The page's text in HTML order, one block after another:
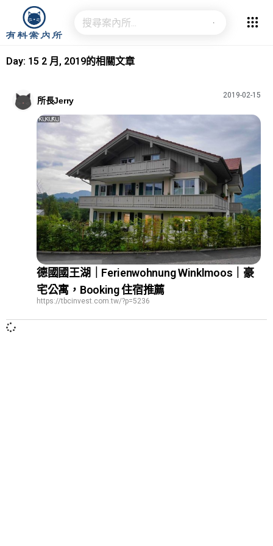
Day: 15 2 月, 2019的相關文章
所長Jerry
2019-02-15
德國國王湖｜Ferienwohnung Winklmoos｜豪
宅公寓，Booking 住宿推薦
https://tbcinvest.com.tw/?p=5236